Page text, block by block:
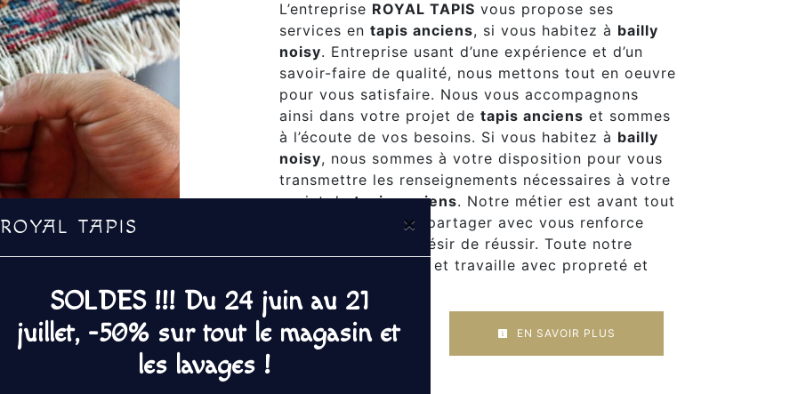
ROYAL TAPIS ×
SOLDES !!! Du 24 juin au 21
juillet, -50% sur tout le magasin et
les lavages !
L’entreprise ROYAL TAPIS vous propose ses
services en tapis anciens, si vous habitez à bailly
noisy. Entreprise usant d’une expérience et d’un
savoir-faire de qualité, nous mettons tout en oeuvre
pour vous satisfaire. Nous vous accompagnons
ainsi dans votre projet de tapis anciens et sommes
à l’écoute de vos besoins. Si vous habitez à bailly
noisy, nous sommes à votre disposition pour vous
transmettre les renseignements nécessaires à votre
projet detapis anciens. Notre métier est avant tout
notre passion et le partager avec vous renforce
encore plus notre désir de réussir. Toute notre
équipe est qualifiée et travaille avec propreté et
rigueur.
EN SAVOIR PLUS